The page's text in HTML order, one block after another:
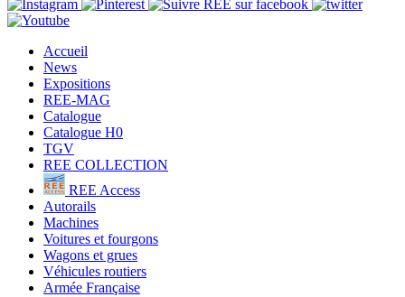
Accueil
News
Expositions
REE-MAG
Catalogue
Catalogue H0
TGV
REE COLLECTION
REE Access
Autorails
Machines
Voitures et fourgons
Wagons et grues
Véhicules routiers
Armée Française